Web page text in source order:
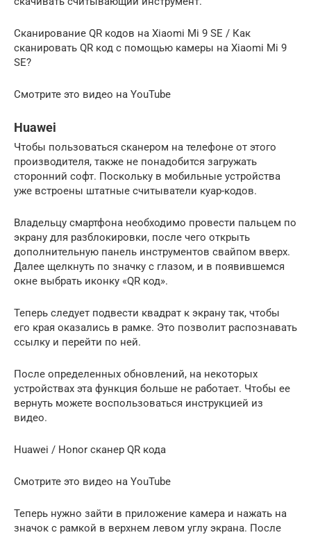
Сканирование QR кодов на Xiaomi Mi 9 SE / Как
сканировать QR код с помощью камеры на Xiaomi Mi 9
SE?
Смотрите это видео на YouTube
Huawei
Чтобы пользоваться сканером на телефоне от этого
производителя, также не понадобится загружать
сторонний софт. Поскольку в мобильные устройства
уже встроены штатные считыватели куар-кодов.
Владельцу смартфона необходимо провести пальцем по
экрану для разблокировки, после чего открыть
дополнительную панель инструментов свайпом вверх.
Далее щелкнуть по значку с глазом, и в появившемся
окне выбрать иконку «QR код».
Теперь следует подвести квадрат к экрану так, чтобы
его края оказались в рамке. Это позволит распознавать
ссылку и перейти по ней.
После определенных обновлений, на некоторых
устройствах эта функция больше не работает. Чтобы ее
вернуть можете воспользоваться инструкцией из
видео.
Huawei / Honor сканер QR кода
Смотрите это видео на YouTube
Теперь нужно зайти в приложение камера и нажать на
значок с рамкой в верхнем левом углу экрана. После